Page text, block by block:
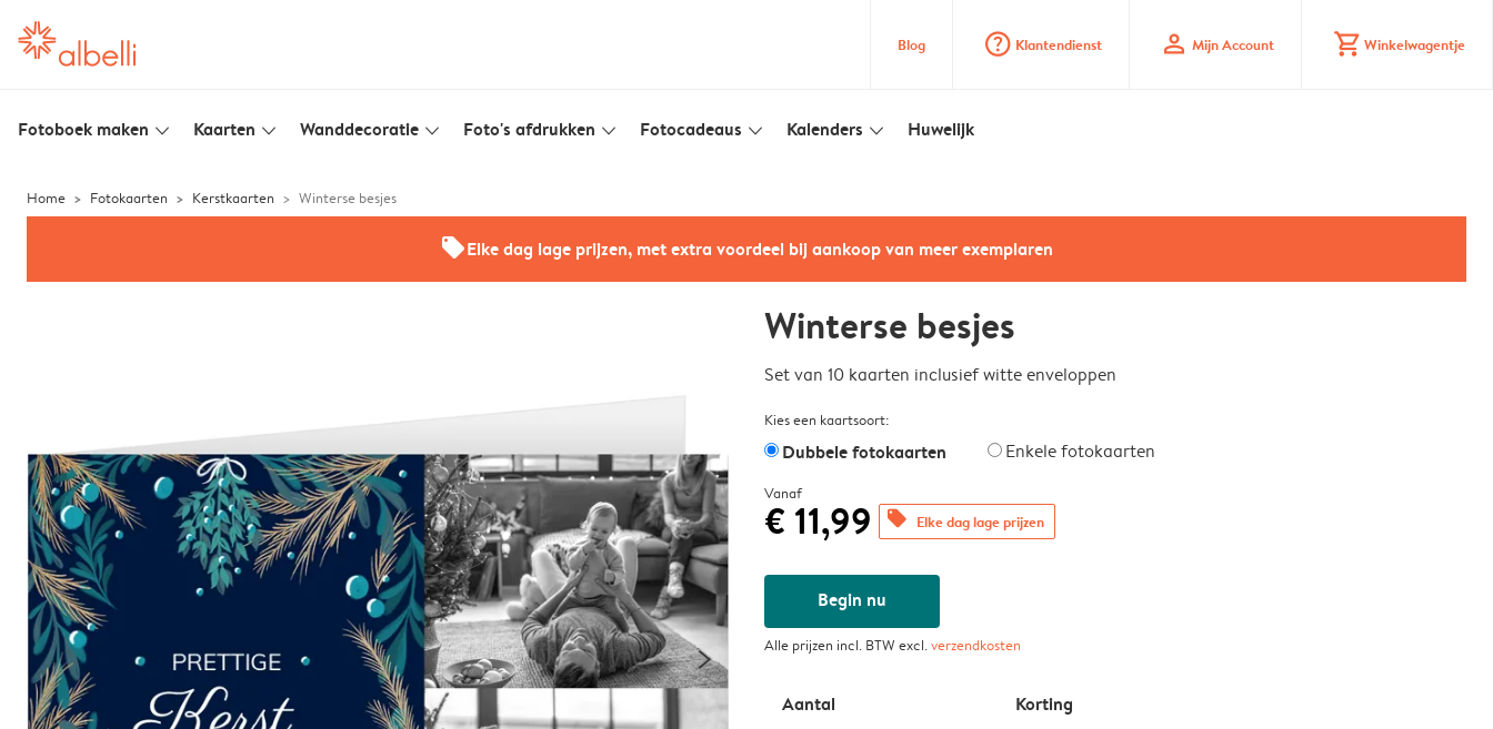
Blog question_mark_circle Klantendienst profile Mijn Account shopping_cart Winkelwagentje
Fotoboek maken slim_arrow_down Kaarten slim_arrow_down Wanddecoratie slim_arrow_down Foto's afdrukken slim_arrow_down Fotocadeaus slim_arrow_down Kalenders slim_arrow_down Huwelijk
Home Fotokaarten Kerstkaarten Winterse besjes
offersElke dag lage prijzen, met extra voordeel bij aankoop van meer exemplaren
Winterse besjes
Set van 10 kaarten inclusief witte enveloppen
Kies een kaartsoort:
Dubbele fotokaarten Enkele fotokaarten
Vanaf
€ 11,99 offers Elke dag lage prijzen
Begin nu
Alle prijzen incl. BTW excl.verzendkosten
Aantal Korting